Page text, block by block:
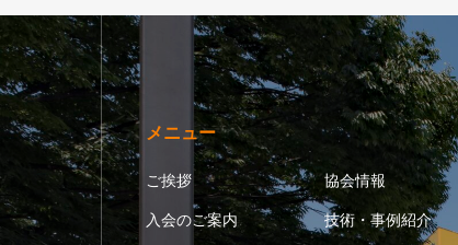
メニュー
ご挨拶 協会情報
入会のご案内 技術・事例紹介